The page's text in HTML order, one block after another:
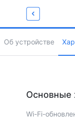
Об устройстве
Основные
Wi-Fi-